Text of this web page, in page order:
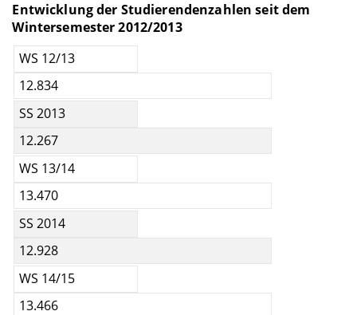
Entwicklung der Studierendenzahlen seit dem
Wintersemester 2012/2013
WS 12/13
12.834
SS 2013
12.267
WS 13/14
13.470
SS 2014
12.928
WS 14/15
13.466